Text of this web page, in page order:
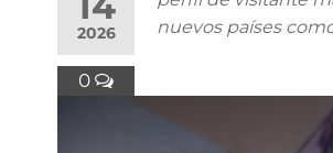
2026
0
nuevos países